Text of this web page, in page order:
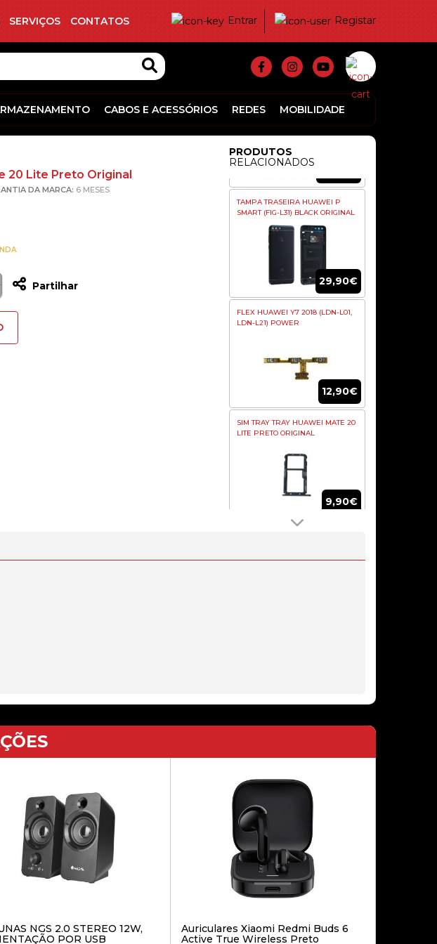
SERVIÇOS CONTATOS Entrar Registar
CABOS E ACESSÓRIOS REDES MOBILIDADE
20 Lite Preto Original
DA MARCA: 6 MESES
Partilhar
PRODUTOS
RELACIONADOS
TAMPA TRAS HUAWEI MATE 10
32,90€
TAMPA TRASEIRA HUAWEI P
29,90€
FLEX HUAWEI Y7 2018 (LDN-L01,
LDN-L21) POWER
12,90€
LITE PRETO ORIGINAL
9,90€
CAMERA TRASEIRA HUAWEI P
19,90€
PLACA USB DE CARREGAMENTO
HUAWEI Y6 2018 Y6 PRIME 2018
ORIG
LITE BLACK
NGS 2.0 STEREO 12W,
POR USB
Auriculares Xiaomi Redmi Buds 6
Active True Wireless Preto